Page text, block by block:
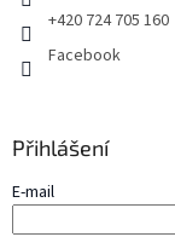
+420 724 705 160
Facebook
Přihlášení
E-mail